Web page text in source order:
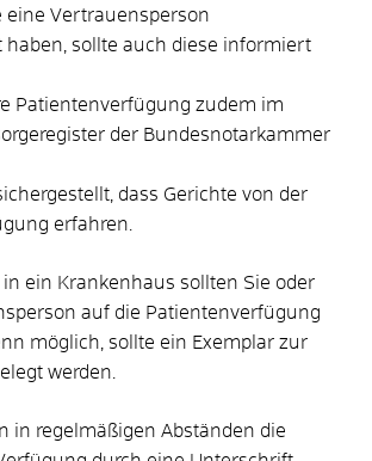
eine Vertrauensperson
haben, sollte auch diese informiert
Patientenverfügung zudem im
der Bundesnotarkammer
dass Gerichte von der
erfahren.
ein Krankenhaus sollten Sie oder
auf die Patientenverfügung
möglich, sollte ein Exemplar zur
werden.
in regelmäßigen Abständen die